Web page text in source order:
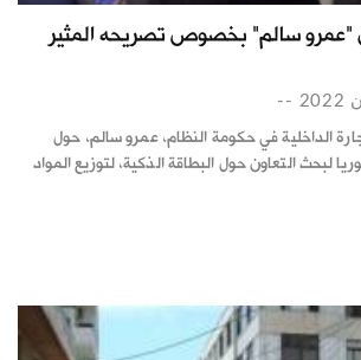
سالم" بخصوص تصريحه المثير
--
الداخلية في حكومة النظام، عمرو سالم، حول
لبحث التعاون حول البطاقة الذكية، لتوزيع المواد